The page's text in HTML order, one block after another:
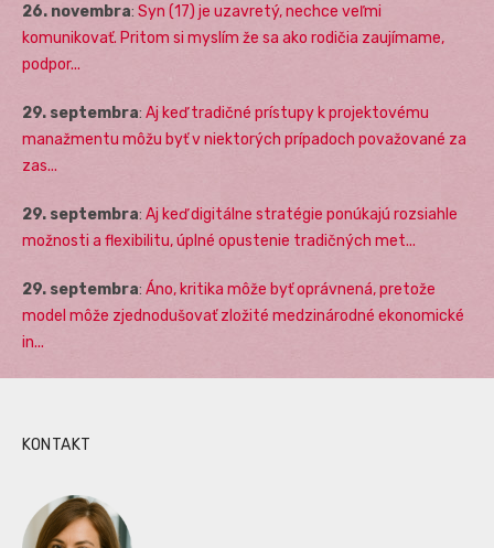
26. novembra: Syn (17) je uzavretý, nechce veľmi
komunikovať. Pritom si myslím že sa ako rodičia zaujímame,
podpor...
29. septembra: Aj keď tradičné prístupy k projektovému
manažmentu môžu byť v niektorých prípadoch považované za
zas...
29. septembra: Aj keď digitálne stratégie ponúkajú rozsiahle
možnosti a flexibilitu, úplné opustenie tradičných met...
29. septembra: Áno, kritika môže byť oprávnená, pretože
model môže zjednodušovať zložité medzinárodné ekonomické
in...
KONTAKT